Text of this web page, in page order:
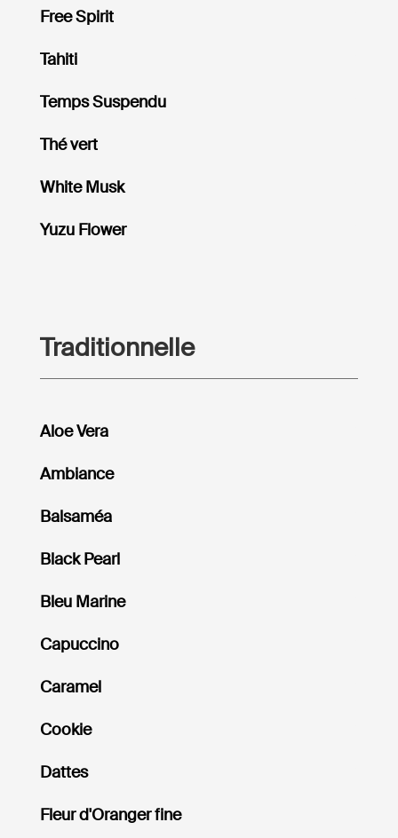
Free Spirit
Tahiti
Temps Suspendu
Thé vert
White Musk
Yuzu Flower
Traditionnelle
Aloe Vera
Ambiance
Balsaméa
Black Pearl
Bleu Marine
Capuccino
Caramel
Cookie
Dattes
Fleur d'Oranger fine